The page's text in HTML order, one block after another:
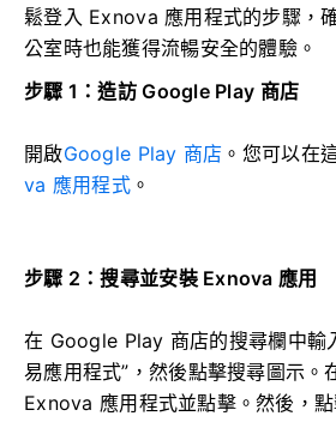
鬆登入 Exnova 應用程式的步驟，
公室時也能獲得流暢安全的體驗。
步驟 1：造訪 Google Play 商店
開啟Google Play 商店 。您可以在
va 應用程式。
步驟 2：搜尋並安裝 Exnova 應用
在 Google Play 商店的搜尋欄中輸
易應用程式”，然後點擊搜尋圖示。
Exnova 應用程式並點擊。然後，